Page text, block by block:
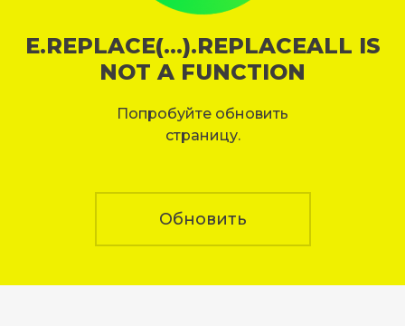
E.REPLACE(...).REPLACEALL IS
NOT A FUNCTION
Попробуйте обновить
страницу.
Обновить